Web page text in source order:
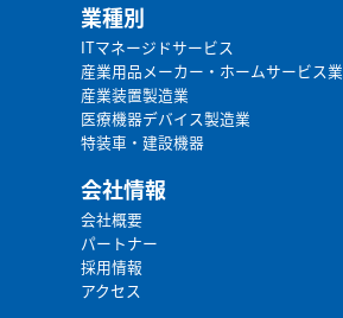
業種別
ITマネージドサービス
産業用品メーカー・ホームサービス業
産業装置製造業
医療機器デバイス製造業
特装車・建設機器
会社情報
会社概要
パートナー
採用情報
アクセス